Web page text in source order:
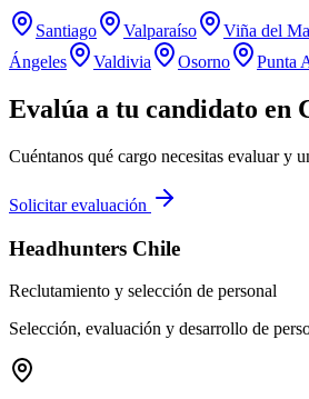
Santiago Valparaíso Viña del
Ángeles
Valdivia Osorno Punta
Evalúa a tu candidato en
Cuéntanos qué cargo necesitas evaluar y
Solicitar evaluación
Headhunters Chile
Reclutamiento y selección de personal
Selección, evaluación y desarrollo de